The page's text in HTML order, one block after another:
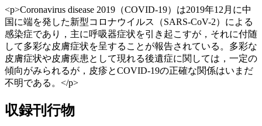
<p>Coronavirus disease 2019（COVID-19）は2019年12月に中
国に端を発した新型コロナウイルス（SARS-CoV-2）による
感染症であり，主に呼吸器症状を引き起こすが，それに付随
して多彩な皮膚症状を呈することが報告されている。多彩な
皮膚症状や皮膚疾患として現れる後遺症に関しては，一定の
傾向がみられるが，皮疹とCOVID-19の正確な関係はいまだ
不明である。</p>
収録刊行物